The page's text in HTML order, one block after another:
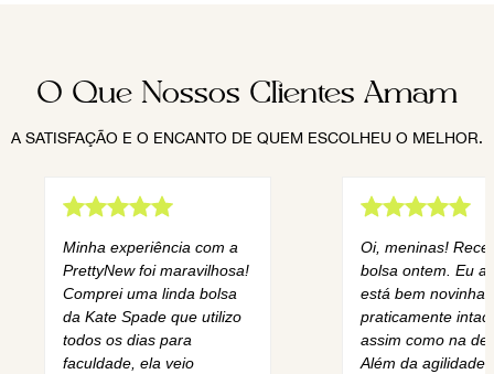
O Que Nossos Clientes Amam
A SATISFAÇÃO E O ENCANTO DE QUEM ESCOLHEU O MELHOR.
Minha experiência com a
PrettyNew foi maravilhosa!
Comprei uma linda bolsa
da Kate Spade que utilizo
todos os dias para
faculdade, ela veio
Oi, meninas!
bolsa ontem. Eu
está bem novinha,
praticamente
assim como na
Além da agilidade